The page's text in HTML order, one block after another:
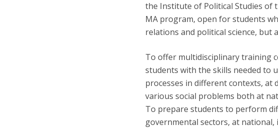
the Institute of Political Studies of
MA program, open for students
relations and political science, but
To offer multidisciplinary training
students with the skills needed to
processes in different contexts, at
various social problems both at
To prepare students to perform
governmental sectors, at